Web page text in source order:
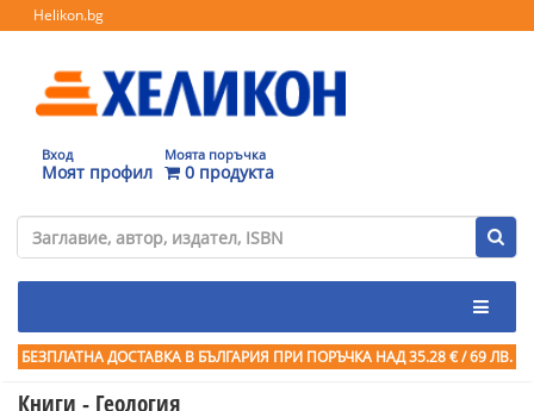
Helikon.bg
Вход
Моят профил
Моята поръчка
0 продукта
БЕЗПЛАТНА ДОСТАВКА В БЪЛГАРИЯ ПРИ ПОРЪЧКА НАД 35.28 € / 69 ЛВ.
Книги - Геология